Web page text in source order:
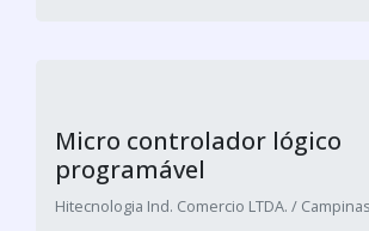
manutençã...
Cotar agora